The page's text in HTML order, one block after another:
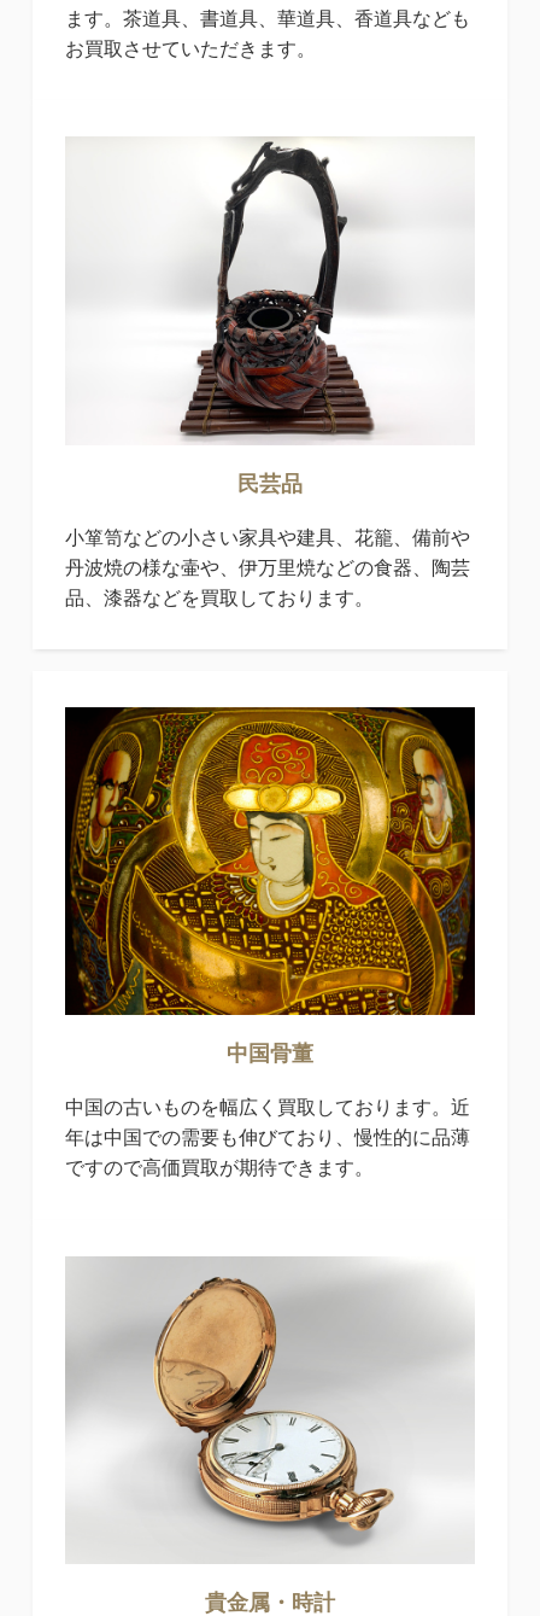
ます。茶道具、書道具、華道具、香道具なども
お買取させていただきます。
民芸品
小箪笥などの小さい家具や建具、花籠、備前や
丹波焼の様な壷や、伊万里焼などの食器、陶芸
品、漆器などを買取しております。
中国骨董
中国の古いものを幅広く買取しております。近
年は中国での需要も伸びており、慢性的に品薄
ですので高価買取が期待できます。
貴金属・時計